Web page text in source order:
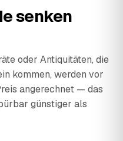
senken
oder Antiquitäten, die
kommen, werden vor
angerechnet — das
günstiger als